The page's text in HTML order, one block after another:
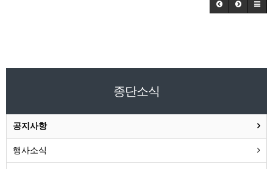
종단소식
공지사항
행사소식